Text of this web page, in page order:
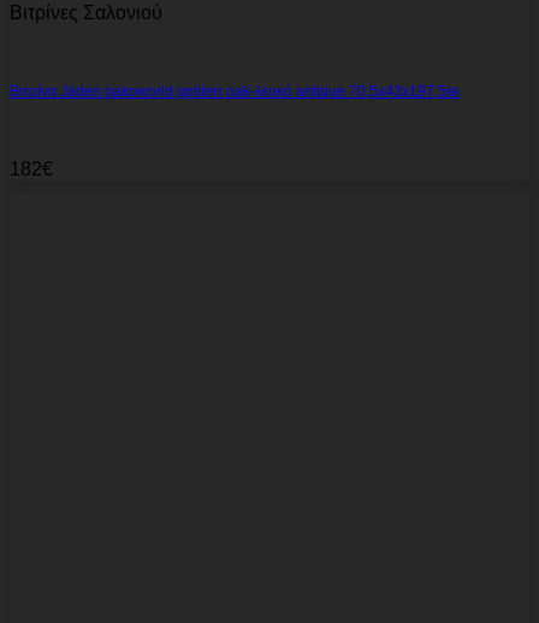
Βιτρίνες Σαλονιού
Βιτρίνα Jaden pakoworld golden oak-λευκό antique 70,5x43x197,5εκ
182€